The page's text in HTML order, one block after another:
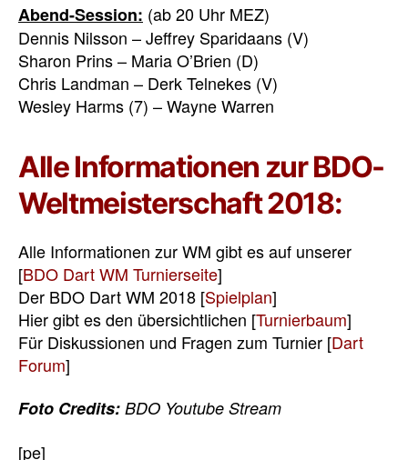
Abend-Session: (ab 20 Uhr MEZ)
Dennis Nilsson – Jeffrey Sparidaans (V)
Sharon Prins – Maria O’Brien (D)
Chris Landman – Derk Telnekes (V)
Wesley Harms (7) – Wayne Warren
Alle Informationen zur BDO-
Weltmeisterschaft 2018:
Alle Informationen zur WM gibt es auf unserer
[BDO Dart WM Turnierseite]
Der BDO Dart WM 2018 [Spielplan]
Hier gibt es den übersichtlichen [Turnierbaum]
Für Diskussionen und Fragen zum Turnier [Dart
Forum]
Foto Credits: BDO Youtube Stream
[pe]